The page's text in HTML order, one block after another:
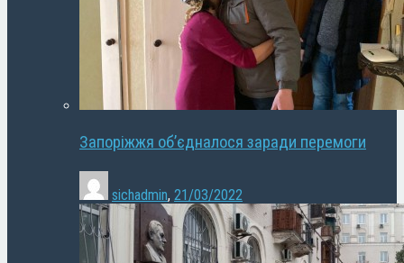
Запоріжжя об’єдналося заради перемоги
sichadmin, 21/03/2022